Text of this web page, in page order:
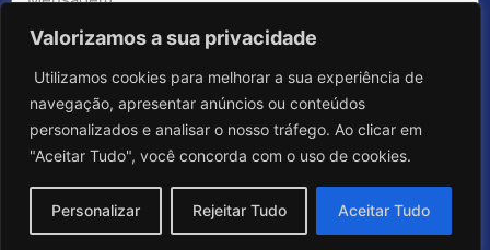
Valorizamos a sua privacidade
Utilizamos cookies para melhorar a sua experiência de
navegação, apresentar anúncios ou conteúdos
personalizados e analisar o nosso tráfego. Ao clicar em
"Aceitar Tudo", você concorda com o uso de cookies.
Personalizar Rejeitar Tudo Aceitar Tudo
Enviar